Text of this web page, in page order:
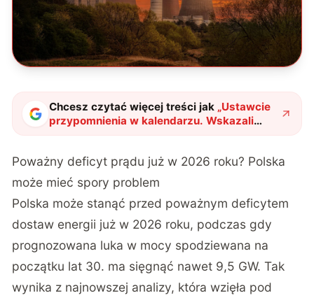
Chcesz czytać więcej treści jak „Ustawcie
przypomnienia w kalendarzu. Wskazali
konkretne lata, w których Polska zacznie
Poważny deficyt prądu już w 2026 roku? Polska
może mieć spory problem
Polska może stanąć przed poważnym deficytem
dostaw energii już w 2026 roku, podczas gdy
prognozowana luka w mocy spodziewana na
początku lat 30. ma sięgnąć nawet 9,5 GW. Tak
wynika z najnowszej analizy, która wzięła pod